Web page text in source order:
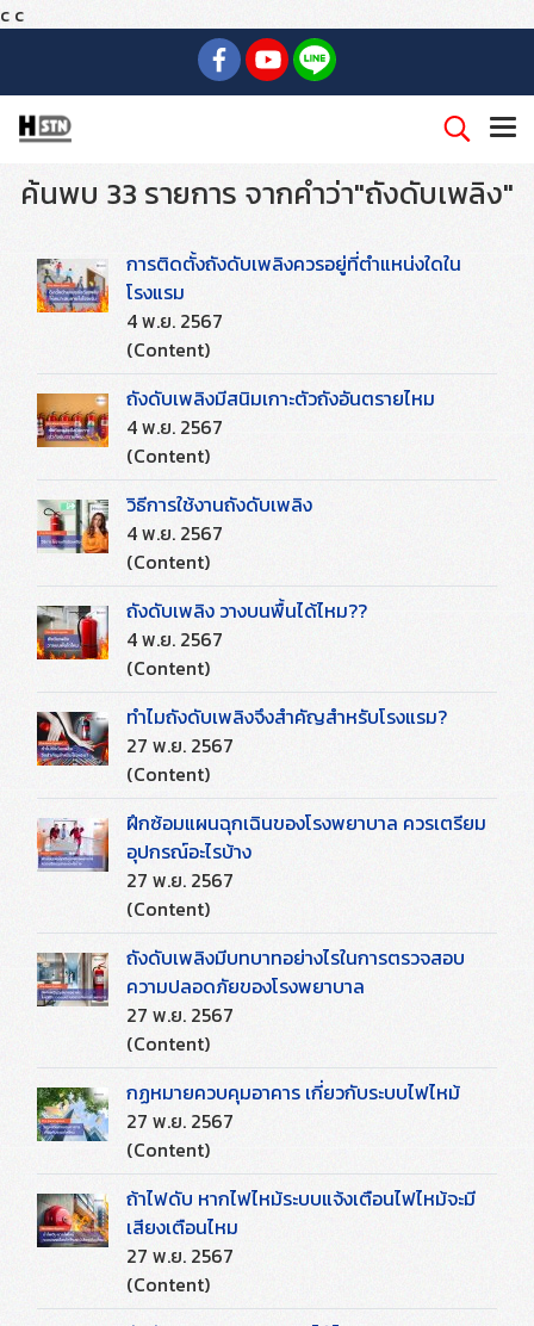
c c
ค้นพบ 33 รายการ จากคำว่า"ถังดับเพลิง"
การติดตั้งถังดับเพลิงควรอยู่ที่ตำแหน่งใดใน
โรงแรม
4 พ.ย. 2567
(Content)
ถังดับเพลิงมีสนิมเกาะตัวถังอันตรายไหม
4 พ.ย. 2567
(Content)
วิธีการใช้งานถังดับเพลิง
4 พ.ย. 2567
(Content)
ถังดับเพลิง วางบนพื้นได้ไหม??
4 พ.ย. 2567
(Content)
ทำไมถังดับเพลิงจึงสำคัญสำหรับโรงแรม?
27 พ.ย. 2567
(Content)
ฝึกซ้อมแผนฉุกเฉินของโรงพยาบาล ควรเตรียม
อุปกรณ์อะไรบ้าง
27 พ.ย. 2567
(Content)
ถังดับเพลิงมีบทบาทอย่างไรในการตรวจสอบ
ความปลอดภัยของโรงพยาบาล
27 พ.ย. 2567
(Content)
กฏหมายควบคุมอาคาร เกี่ยวกับระบบไฟไหม้
27 พ.ย. 2567
(Content)
ถ้าไฟดับ หากไฟไหม้ระบบแจ้งเตือนไฟไหม้จะมี
เสียงเตือนไหม
27 พ.ย. 2567
(Content)